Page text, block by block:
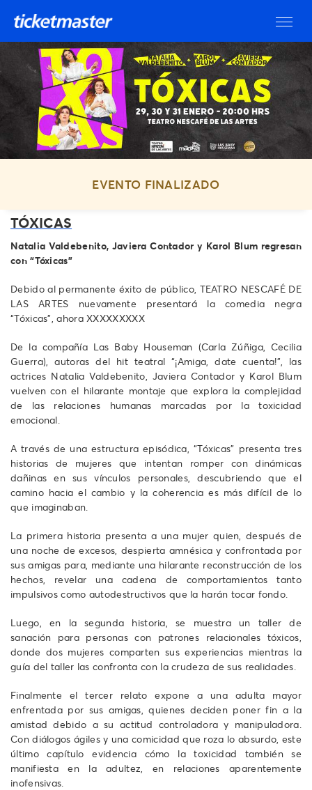
EVENTO FINALIZADO
TÓXICAS
Natalia Valdebenito, Javiera Contador y Karol Blum regresan
con “Tóxicas”
Debido al permanente éxito de público, TEATRO NESCAFÉ DE
LAS ARTES nuevamente presentará la comedia negra
“Tóxicas”, ahora XXXXXXXXX
De la compañía Las Baby Houseman (Carla Zúñiga, Cecilia
Guerra), autoras del hit teatral “¡Amiga, date cuenta!”, las
actrices Natalia Valdebenito, Javiera Contador y Karol Blum
vuelven con el hilarante montaje que explora la complejidad
de las relaciones humanas marcadas por la toxicidad
emocional.
A través de una estructura episódica, “Tóxicas” presenta tres
historias de mujeres que intentan romper con dinámicas
dañinas en sus vínculos personales, descubriendo que el
camino hacia el cambio y la coherencia es más difícil de lo
que imaginaban.
La primera historia presenta a una mujer quien, después de
una noche de excesos, despierta amnésica y confrontada por
sus amigas para, mediante una hilarante reconstrucción de los
hechos, revelar una cadena de comportamientos tanto
impulsivos como autodestructivos que la harán tocar fondo.
Luego, en la segunda historia, se muestra un taller de
sanación para personas con patrones relacionales tóxicos,
donde dos mujeres comparten sus experiencias mientras la
guía del taller las confronta con la crudeza de sus realidades.
Finalmente el tercer relato expone a una adulta mayor
enfrentada por sus amigas, quienes deciden poner fin a la
amistad debido a su actitud controladora y manipuladora.
Con diálogos ágiles y una comicidad que roza lo absurdo, este
último capítulo evidencia cómo la toxicidad también se
manifiesta en la adultez, en relaciones aparentemente
inofensivas.